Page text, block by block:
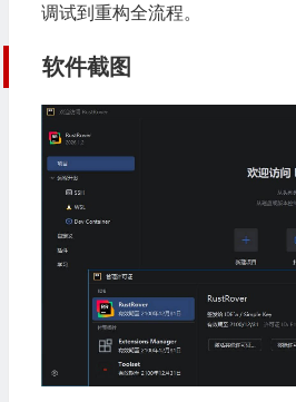
调试到重构全流程。
软件截图